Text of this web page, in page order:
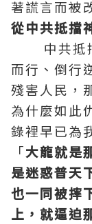
著謊言而被
從中共抵擋
中共抵擋
而行、倒行
殘害人民，
為什麼如此
錄裡早已為
「大龍就是
是迷惑普天
也一同被摔
上，就逼